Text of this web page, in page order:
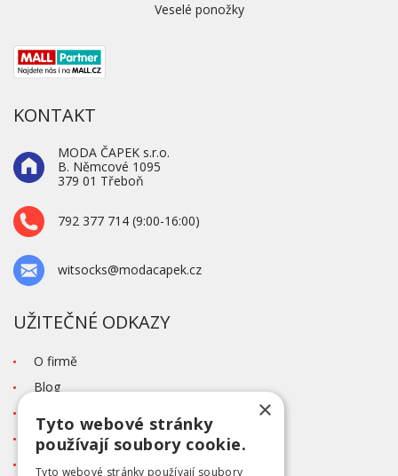
Veselé ponožky
KONTAKT
MODA ČAPEK s.r.o.
B. Němcové 1095
379 01 Třeboň
792 377 714 (9:00-16:00)
witsocks@modacapek.cz
UŽITEČNÉ ODKAZY
O firmě
Blog
Tabulka velikostí
Ochrana osobních údajů GDPR
×
Tyto webové stránky
používají soubory cookie.
Tyto webové stránky používají soubory